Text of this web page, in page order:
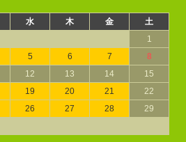
水 木 金
土
1
5 6 7
8
12 13 14
15
19 20 21
22
26 27 28
29